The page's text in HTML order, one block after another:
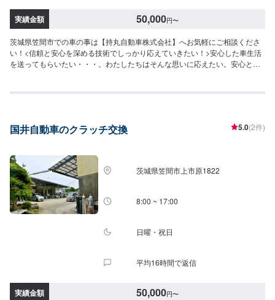
実績金額 50,000円〜
茨城県笠間市での車の事は【持丸自動車株式会社】へお気軽にご相談くださ
い！<信頼と安心を深める技術でしっかり応えていきたい！>安心した車生活
を送ってもらいたい・・・。わたしたちはそんな思いに応えたい。安心と
がっています。なぜならお客様には、仕事の内容のほとんどは見えないもの
ご相談もお気軽にどうぞ！【1】オファーにてお問い合わせ【2】お見積り
する場合がございます。予めご了承ください。-----ご来店時の注意、受付方
法-----入庫の際はお気をつけてお越しください。駐車スペースは事務所前の空
いているスペースに駐車してください。受付はスタッフへ「メンテモで予約
しました」とお伝えください。ご案内いたします。【定休日・営業時間】定
休日：日曜日、祝日営業時間：9:00～17:00
国井自動車のクラッチ交換 5.0(2件)
茨城県笠間市上市原1822
8:00 ~ 17:00
日曜・祝日
平均16時間で返信
実績金額 50,000円〜